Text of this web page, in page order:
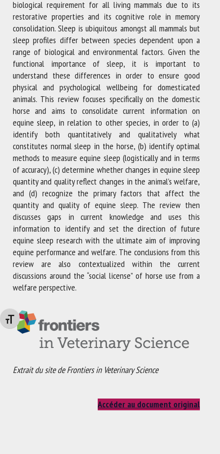
Changer la taille de la police
biological requirement for all living mammals due to its
restorative properties and its cognitive role in memory
consolidation. Sleep is ubiquitous amongst all mammals but
sleep profiles differ between species dependent upon a
range of biological and environmental factors. Given the
functional importance of sleep, it is important to
understand these differences in order to ensure good
physical and psychological wellbeing for domesticated
animals. This review focuses specifically on the domestic
horse and aims to consolidate current information on
equine sleep, in relation to other species, in order to (a)
identify both quantitatively and qualitatively what
constitutes normal sleep in the horse, (b) identify optimal
methods to measure equine sleep (logistically and in terms
of accuracy), (c) determine whether changes in equine sleep
quantity and quality reflect changes in the animal’s welfare,
and (d) recognize the primary factors that affect the
quantity and quality of equine sleep. The review then
discusses gaps in current knowledge and uses this
information to identify and set the direction of future
equine sleep research with the ultimate aim of improving
equine performance and welfare. The conclusions from this
review are also contextualized within the current
discussions around the “social license” of horse use from a
welfare perspective.
Extrait du site de Frontiers in Veterinary Science
Accéder au document original